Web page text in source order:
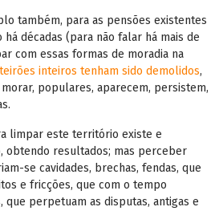
também, para as pensões existentes
há décadas (para não falar há mais de
com essas formas de moradia na
inteiros tenham sido demolidos,
populares, aparecem, persistem,
limpar este território existe e
obtendo resultados; mas perceber
se cavidades, brechas, fendas, que
e fricções, que com o tempo
que perpetuam as disputas, antigas e